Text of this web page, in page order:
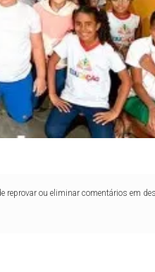
reprovar ou eliminar comentários em